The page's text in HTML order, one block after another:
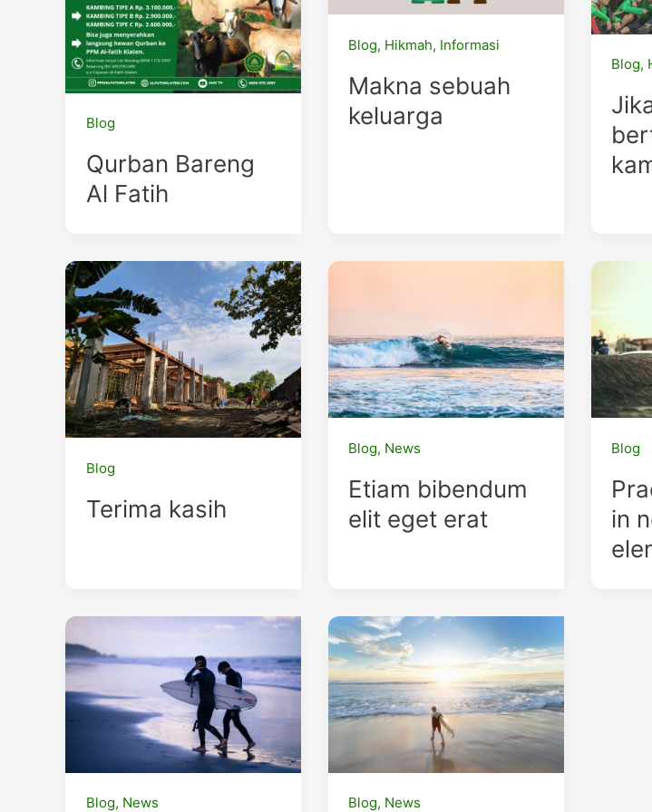
Blog
Qurban Bareng
Al Fatih
Blog, Hikmah, Informasi
Makna sebuah
keluarga
Blog,
Blog
Terima kasih
Blog, News
Etiam bibendum
elit eget erat
Blog
in
Blog, News Blog, News